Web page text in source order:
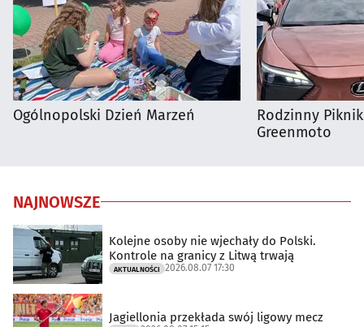
Ogólnopolski Dzień Marzeń
Rodzinny
Greenmoto
NAJNOWSZE
Kolejne osoby nie wjechały do Polski.
Kontrole na granicy z Litwą trwają
AKTUALNOŚCI 2026.08.07 17:30
Jagiellonia przekłada swój ligowy mecz